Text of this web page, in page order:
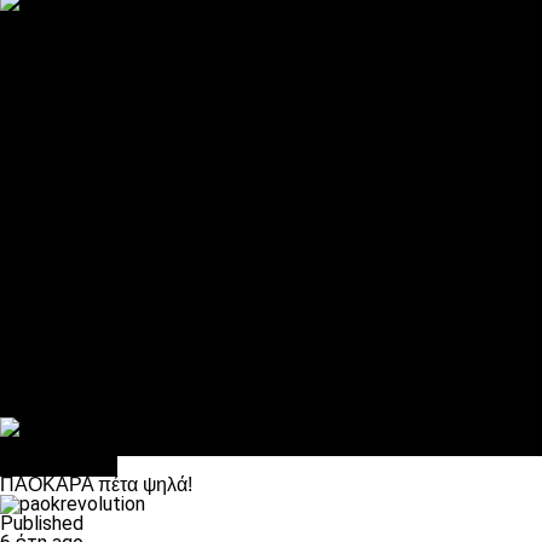
ΠΑΟΚΑΡΑ πέτα ψηλά!
Published